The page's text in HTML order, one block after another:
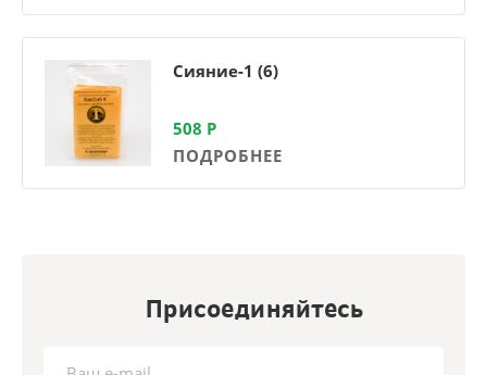
Сияние-1 (6)
508 Р
ПОДРОБНЕЕ
Присоединяйтесь